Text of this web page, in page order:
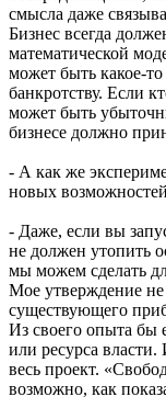
смысла даже
Бизнес всегда
математической
может быть какое-
банкротству. Если
может быть
бизнесе должно
- А как же
новых
- Даже, если вы
не должен утопить
мы можем сделать
Мое утверждение
существующего
Из своего опыта бы
или ресурса
весь проект.
возможно, как